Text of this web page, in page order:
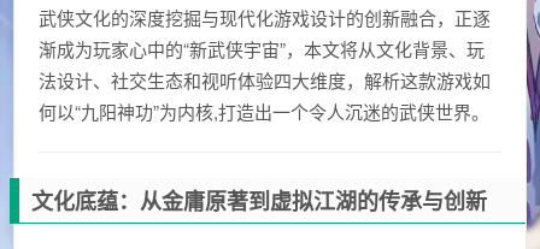
武侠文化的深度挖掘与现代化游戏设计的创新融合，正逐
渐成为玩家心中的“新武侠宇宙”，本文将从文化背景、玩
法设计、社交生态和视听体验四大维度，解析这款游戏如
何以“九阳神功”为内核,打造出一个令人沉迷的武侠世界。
文化底蕴：从金庸原著到虚拟江湖的传承与创新